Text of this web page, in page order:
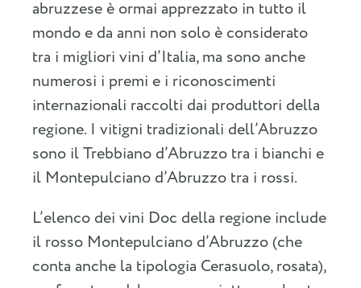
abruzzese è ormai apprezzato in tutto il
mondo e da anni non solo è considerato
tra i migliori vini d’Italia, ma sono anche
numerosi i premi e i riconoscimenti
internazionali raccolti dai produttori della
regione. I vitigni tradizionali dell’Abruzzo
sono il Trebbiano d’Abruzzo tra i bianchi e
il Montepulciano d’Abruzzo tra i rossi.
L’elenco dei vini Doc della regione include
il rosso Montepulciano d’Abruzzo (che
conta anche la tipologia Cerasuolo, rosata),